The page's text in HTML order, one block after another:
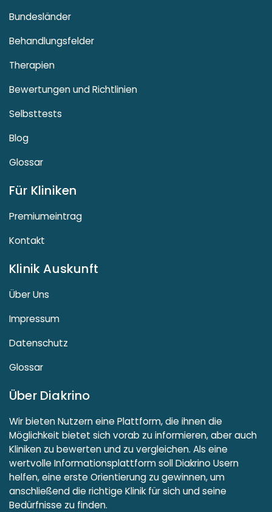
Bundesländer
Behandlungsfelder
Therapien
Bewertungen und Richtlinien
Selbsttests
Blog
Glossar
Für Kliniken
Premiumeintrag
Kontakt
Klinik Auskunft
Über Uns
Impressum
Datenschutz
Glossar
Über Diakrino
Wir bieten Nutzern eine Plattform, die ihnen die
Möglichkeit bietet sich vorab zu informieren, aber auch
Kliniken zu bewerten und zu vergleichen. Als eine
wertvolle Informationsplattform soll Diakrino Usern
helfen, eine erste Orientierung zu gewinnen, um
anschließend die richtige Klinik für sich und seine
Bedürfnisse zu finden.